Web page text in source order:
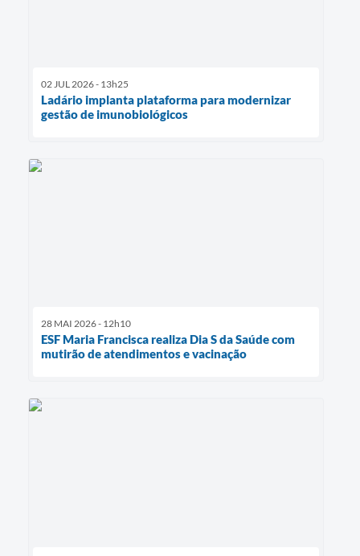
02 JUL 2026 - 13h25
Ladário implanta plataforma para modernizar
gestão de imunobiológicos
28 MAI 2026 - 12h10
ESF Maria Francisca realiza Dia S da Saúde com
mutirão de atendimentos e vacinação